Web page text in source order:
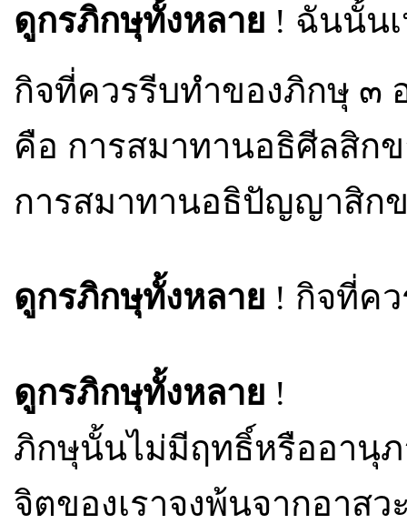
ดูกรภิกษุทั้งหลาย ! ฉันนั้น
กิจที่ควรรีบทำของภิกษุ ๓
คือ การสมาทานอธิศีลสิก
การสมาทานอธิปัญญาสิก
ดูกรภิกษุทั้งหลาย ! กิจที่ค
ดูกรภิกษุทั้งหลาย !
ภิกษุนั้นไม่มีฤทธิ์หรืออานุภ
จิตของเราจงพ้นจากอาสว